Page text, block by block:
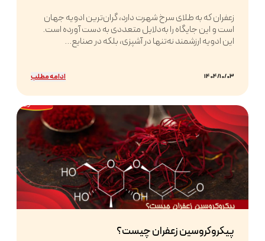
زعفران که به طلای سرخ شهرت دارد، گران‌ترین ادویه جهان
است و این جایگاه را به‌دلایل متعددی به دست آورده است.
این ادویه ارزشمند نه‌تنها در آشپزی، بلکه در صنایع...
1404/10/03 ادامه مطلب
پیکروکروسین زعفران چیست؟